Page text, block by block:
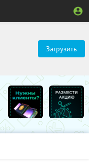
Загрузить